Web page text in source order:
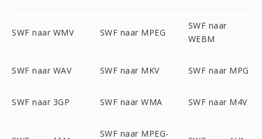
SWF naar WMV SWF naar MPEG
SWF naar
WEBM
SWF naar WAV SWF naar MKV SWF naar MPG
SWF naar 3GP SWF naar WMA SWF naar M4V
SWF naar MPEG-